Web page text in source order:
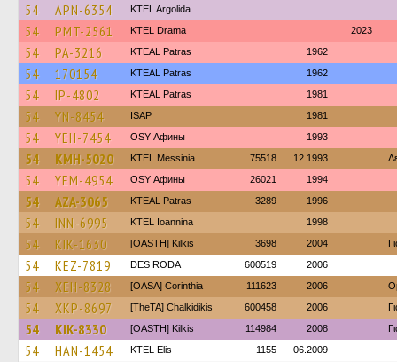
54 APN-6354 KTEL Argolida
54 PMT-2561 KTEL Drama 2023
54 PA-3216 KTEAL Patras 1962
54 170154 KTEAL Patras 1962
54 IP-4802 KTEAL Patras 1981
54 YN-8454 ISAP 1981
54 YEH-7454 OSY Афины 1993
54 KMH-5020 KTEL Messinia 75518 12.1993
54 YEM-4954 OSY Афины 26021 1994
54 AZA-3065 KTEAL Patras 3289 1996
54 INN-6995 KTEL Ioannina 1998
54 KIK-1630 [OASTH] Kilkis 3698 2004
54 KEZ-7819 DES RODA 600519 2006
54 XEH-8328 [OASA] Corinthia 111623 2006
54 XKP-8697 [TheTA] Chalkidikis 600458 2006
54 KIK-8330 [OASTH] Kilkis 114984 2008
54 HAN-1454 KTEL Elis 1155 06.2009